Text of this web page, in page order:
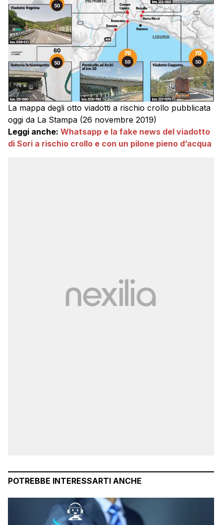
La mappa degli otto viadotti a rischio crollo pubblicata
oggi da La Stampa (26 novembre 2019)
Leggi anche: Whatsapp e la fake news del viadotto
di Sori a rischio crollo e con un pilone pieno d’acqua
POTREBBE INTERESSARTI ANCHE